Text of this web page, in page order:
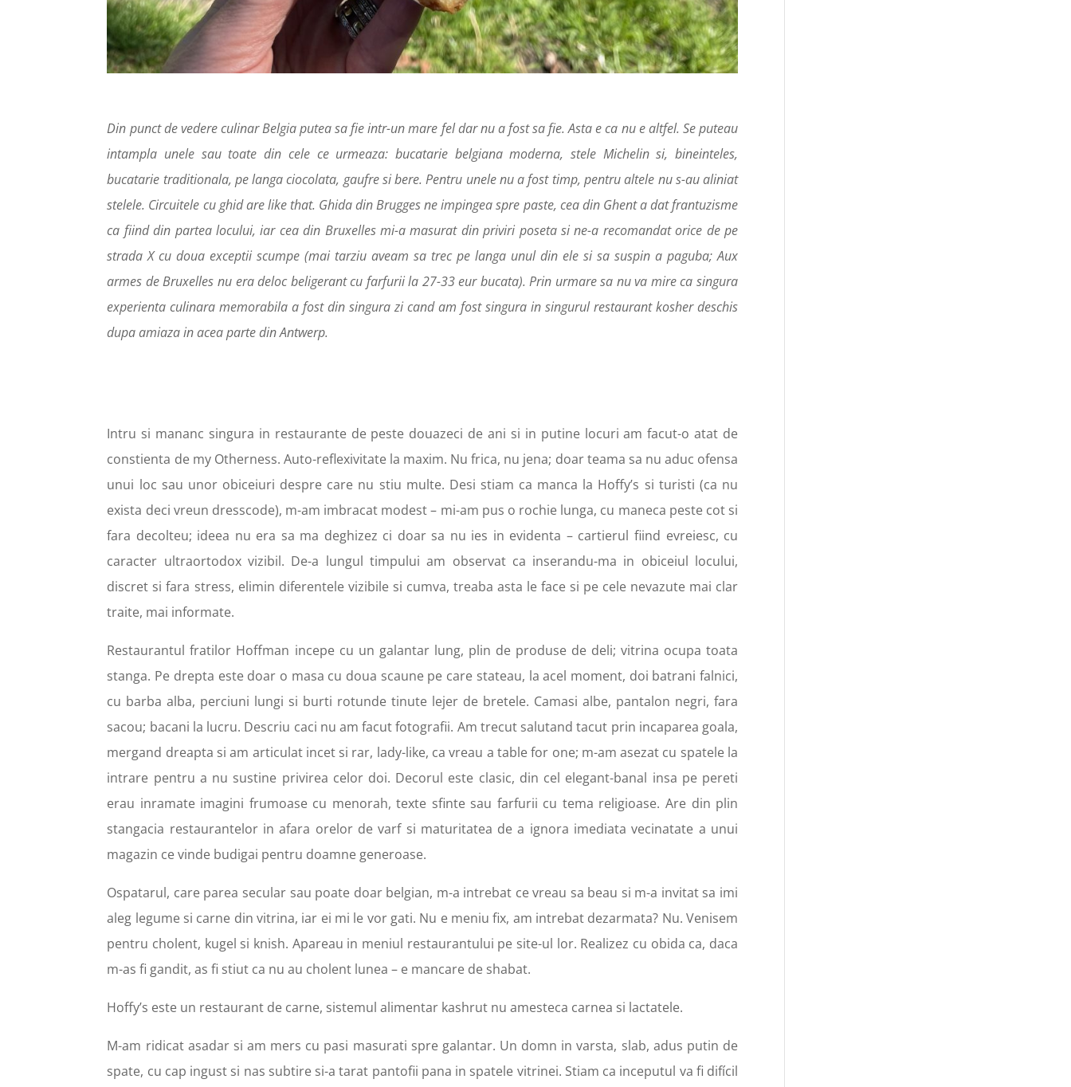
Din punct de vedere culinar Belgia putea sa fie intr-un mare fel dar nu a fost sa fie. Asta e ca nu e altfel. Se puteau
intampla unele sau toate din cele ce urmeaza: bucatarie belgiana moderna, stele Michelin si, bineinteles,
bucatarie traditionala, pe langa ciocolata, gaufre si bere. Pentru unele nu a fost timp, pentru altele nu s-au aliniat
stelele. Circuitele cu ghid are like that. Ghida din Brugges ne impingea spre paste, cea din Ghent a dat frantuzisme
ca fiind din partea locului, iar cea din Bruxelles mi-a masurat din priviri poseta si ne-a recomandat orice de pe
strada X cu doua exceptii scumpe (mai tarziu aveam sa trec pe langa unul din ele si sa suspin a paguba; Aux
armes de Bruxelles nu era deloc beligerant cu farfurii la 27-33 eur bucata). Prin urmare sa nu va mire ca singura
experienta culinara memorabila a fost din singura zi cand am fost singura in singurul restaurant kosher deschis
dupa amiaza in acea parte din Antwerp.
Intru si mananc singura in restaurante de peste douazeci de ani si in putine locuri am facut-o atat de
constienta de my Otherness. Auto-reflexivitate la maxim. Nu frica, nu jena; doar teama sa nu aduc ofensa
unui loc sau unor obiceiuri despre care nu stiu multe. Desi stiam ca manca la Hoffy’s si turisti (ca nu
exista deci vreun dresscode), m-am imbracat modest – mi-am pus o rochie lunga, cu maneca peste cot si
fara decolteu; ideea nu era sa ma deghizez ci doar sa nu ies in evidenta – cartierul fiind evreiesc, cu
caracter ultraortodox vizibil. De-a lungul timpului am observat ca inserandu-ma in obiceiul locului,
discret si fara stress, elimin diferentele vizibile si cumva, treaba asta le face si pe cele nevazute mai clar
traite, mai informate.
Restaurantul fratilor Hoffman incepe cu un galantar lung, plin de produse de deli; vitrina ocupa toata
stanga. Pe drepta este doar o masa cu doua scaune pe care stateau, la acel moment, doi batrani falnici,
cu barba alba, perciuni lungi si burti rotunde tinute lejer de bretele. Camasi albe, pantalon negri, fara
sacou; bacani la lucru. Descriu caci nu am facut fotografii. Am trecut salutand tacut prin incaparea goala,
mergand dreapta si am articulat incet si rar, lady-like, ca vreau a table for one; m-am asezat cu spatele la
intrare pentru a nu sustine privirea celor doi. Decorul este clasic, din cel elegant-banal insa pe pereti
erau inramate imagini frumoase cu menorah, texte sfinte sau farfurii cu tema religioase. Are din plin
stangacia restaurantelor in afara orelor de varf si maturitatea de a ignora imediata vecinatate a unui
magazin ce vinde budigai pentru doamne generoase.
Ospatarul, care parea secular sau poate doar belgian, m-a intrebat ce vreau sa beau si m-a invitat sa imi
aleg legume si carne din vitrina, iar ei mi le vor gati. Nu e meniu fix, am intrebat dezarmata? Nu. Venisem
pentru cholent, kugel si knish. Apareau in meniul restaurantului pe site-ul lor. Realizez cu obida ca, daca
m-as fi gandit, as fi stiut ca nu au cholent lunea – e mancare de shabat.
Hoffy’s este un restaurant de carne, sistemul alimentar kashrut nu amesteca carnea si lactatele.
M-am ridicat asadar si am mers cu pasi masurati spre galantar. Un domn in varsta, slab, adus putin de
spate, cu cap ingust si nas subtire si-a tarat pantofii pana in spatele vitrinei. Stiam ca inceputul va fi difícil